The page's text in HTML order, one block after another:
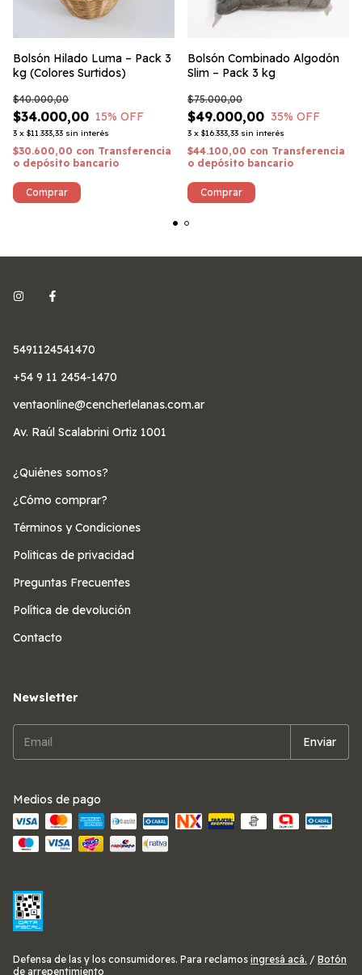
Bolsón Hilado Luma – Pack 3
kg (Colores Surtidos)
$34.000,00
$40.000,00
15% OFF
3 x $11.333,33 sin interés
$30.600,00 con Transferencia
o depósito bancario
Bolsón Combinado Algodón
Slim – Pack 3 kg
$49.000,00
$75.000,00
35% OFF
3 x $16.333,33 sin interés
$44.100,00 con Transferencia
o depósito bancario
5491124541470
+54 9 11 2454-1470
ventaonline@cencherlelanas.com.ar
Av. Raúl Scalabrini Ortiz 1001
¿Quiénes somos?
¿Cómo comprar?
Términos y Condiciones
Politicas de privacidad
Preguntas Frecuentes
Política de devolución
Contacto
Newsletter
Medios de pago
Defensa de las y los consumidores. Para reclamos ingresá acá. / Botón
de arrepentimiento